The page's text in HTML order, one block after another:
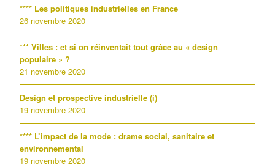
**** Les politiques industrielles en France
26 novembre 2020
*** Villes : et si on réinventait tout grâce au « design
populaire » ?
21 novembre 2020
Design et prospective industrielle (i)
19 novembre 2020
**** L’impact de la mode : drame social, sanitaire et
environnemental
19 novembre 2020